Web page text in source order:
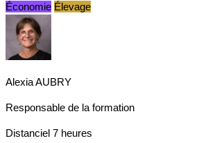
Économie Élevage
Alexia AUBRY
Responsable de la formation
Distanciel 7 heures